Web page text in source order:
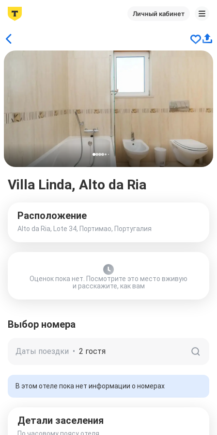
Личный кабинет
Villa Linda, Alto da Ria
Расположение
Alto da Ria, Lote 34, Портимао, Португалия
Оценок пока нет. Посмотрите это место вживую
и расскажите, как вам
Выбор номера
Даты поездки • 2 гостя
В этом отеле пока нет информации о номерах
Детали заселения